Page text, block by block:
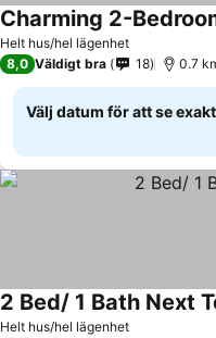
Helt hus/hel lägenhet
Se priser
8,0 Väldigt bra 18 0.7
Välj datum för att se
Helt hus/hel lägenhet
2 Bed/ 1 Bath Next